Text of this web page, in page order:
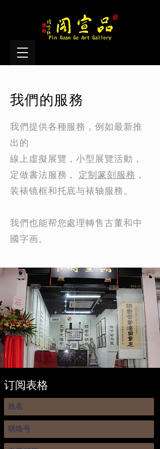
我們的服務
我們提供各種服務，例如最新推
出的
線上虛擬展覽，小型展覽活動，
定做書法服務， 定制篆刻服務 ，
装裱镜框和托底与裱轴服務。
我們也能帮您處理轉售古董和中
國字画。
订阅表格